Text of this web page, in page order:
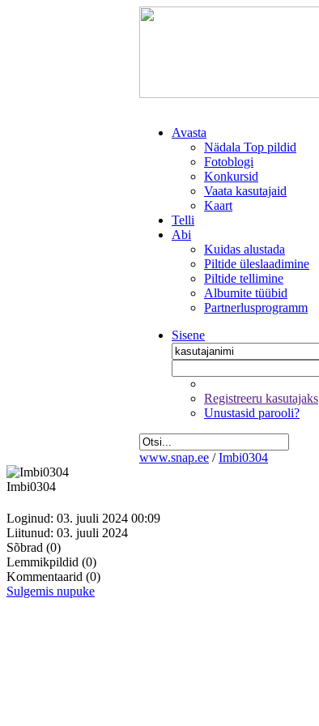
Avasta
Nädala Top pildid
Fotoblogi
Konkursid
Vaata kasutajaid
Kaart
Telli
Abi
Kuidas alustada
Piltide üleslaadimine
Piltide tellimine
Albumite tüübid
Partnerlusprogramm
Sisene
Registreeru kasutajaks
Unustasid parooli?
www.snap.ee / Imbi0304
Imbi0304
Loginud: 03. juuli 2024 00:09
Liitunud: 03. juuli 2024
Sõbrad (0)
Lemmikpildid (0)
Kommentaarid (0)
Sulgemis nupuke